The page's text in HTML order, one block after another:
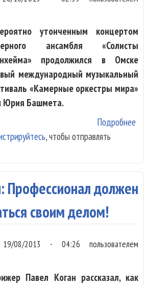
утонченным концертом
ансамбля «Солисты
продолжился в Омске
международный музыкальный
«Камерные оркестры мира»
Юрия Башмета.
Подробнее
, чтобы отправлять
Профессионал должен
своим делом!
08/2013 - 04:26 пользователем
Павел Коган рассказал, как